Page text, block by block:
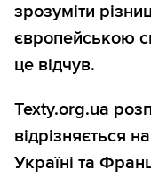
зрозуміти
європейською
це відчув.
Texty.org.ua
відрізняється
Україні та